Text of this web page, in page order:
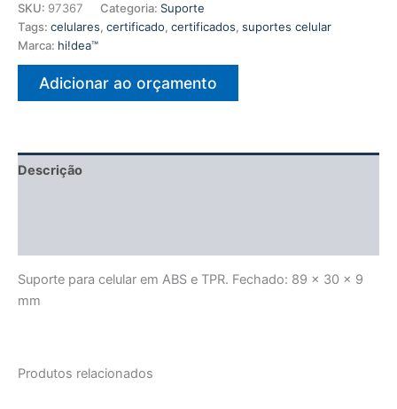
SKU: 97367 Categoria: Suporte
Tags: celulares, certificado, certificados, suportes celular
Marca: hi!dea™
Adicionar ao orçamento
Descrição
Suporte para celular em ABS e TPR. Fechado: 89 x 30 x 9
mm
Produtos relacionados